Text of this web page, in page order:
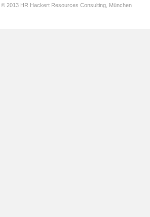
© 2013 HR Hackert Resources Consulting, München